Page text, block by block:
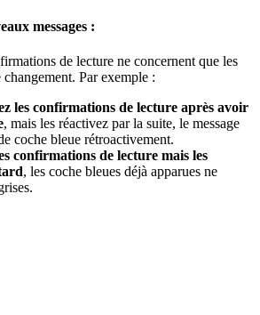
messages :
de lecture ne concernent que les
changement. Par exemple :
les confirmations de lecture après avoir
, mais les réactivez par la suite, le message
coche bleue rétroactivement.
confirmations de lecture mais les
, les coche bleues déjà apparues ne